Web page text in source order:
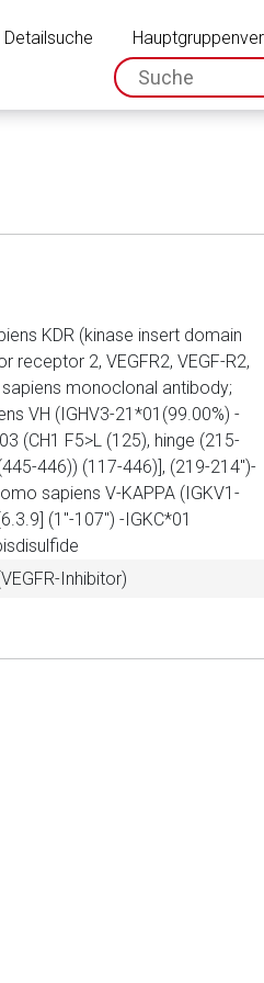
Detailsuche
KDR (kinase insert domain
2, VEGFR2, VEGF-R2,
monoclonal antibody;
VH (IGHV3-21*01(99.00%) -
(CH1 F5>L (125), hinge (215-
446)) (117-446)], (219-214'')-
sapiens V-KAPPA (IGKV1-
(1''-107'') -IGKC*01
Inhibitor)
externen Seite
Link öffnet eine
Ebenso gelten dort